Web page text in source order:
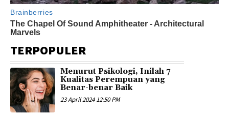
TERPOPULER
Menurut Psikologi, Inilah 7
Kualitas Perempuan yang
Benar-benar Baik
23 April 2024 12:50 PM